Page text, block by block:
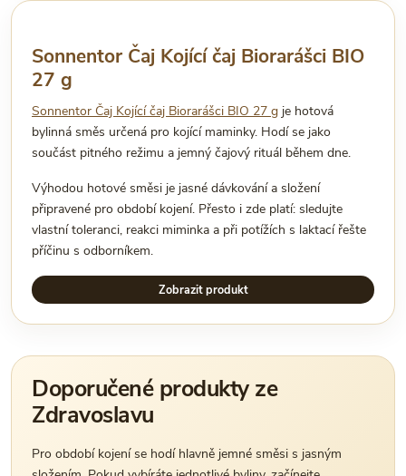
Sonnentor Čaj Kojící čaj Biorarášci BIO
27 g
Sonnentor Čaj Kojící čaj Biorarášci BIO 27 g je hotová
bylinná směs určená pro kojící maminky. Hodí se jako
součást pitného režimu a jemný čajový rituál během dne.
Výhodou hotové směsi je jasné dávkování a složení
připravené pro období kojení. Přesto i zde platí: sledujte
vlastní toleranci, reakci miminka a při potížích s laktací řešte
příčinu s odborníkem.
Zobrazit produkt
Doporučené produkty ze
Zdravoslavu
Pro období kojení se hodí hlavně jemné směsi s jasným